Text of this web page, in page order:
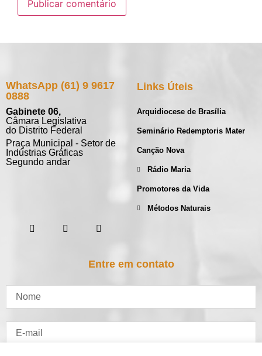
WhatsApp (61) 9 9617
0888
Gabinete 06,
Câmara Legislativa
do Distrito Federal
Praça Municipal - Setor de
Indústrias Gráficas
Segundo andar
Links Úteis
Arquidiocese de Brasília
Seminário Redemptoris Mater
Canção Nova
Rádio Maria
Promotores da Vida
Métodos Naturais
Entre em contato